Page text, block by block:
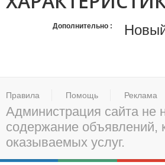
Дополнительно
Правила Помощь Реклама
Администрация сайта не
содержание объявлений,
оказываемых услуг.